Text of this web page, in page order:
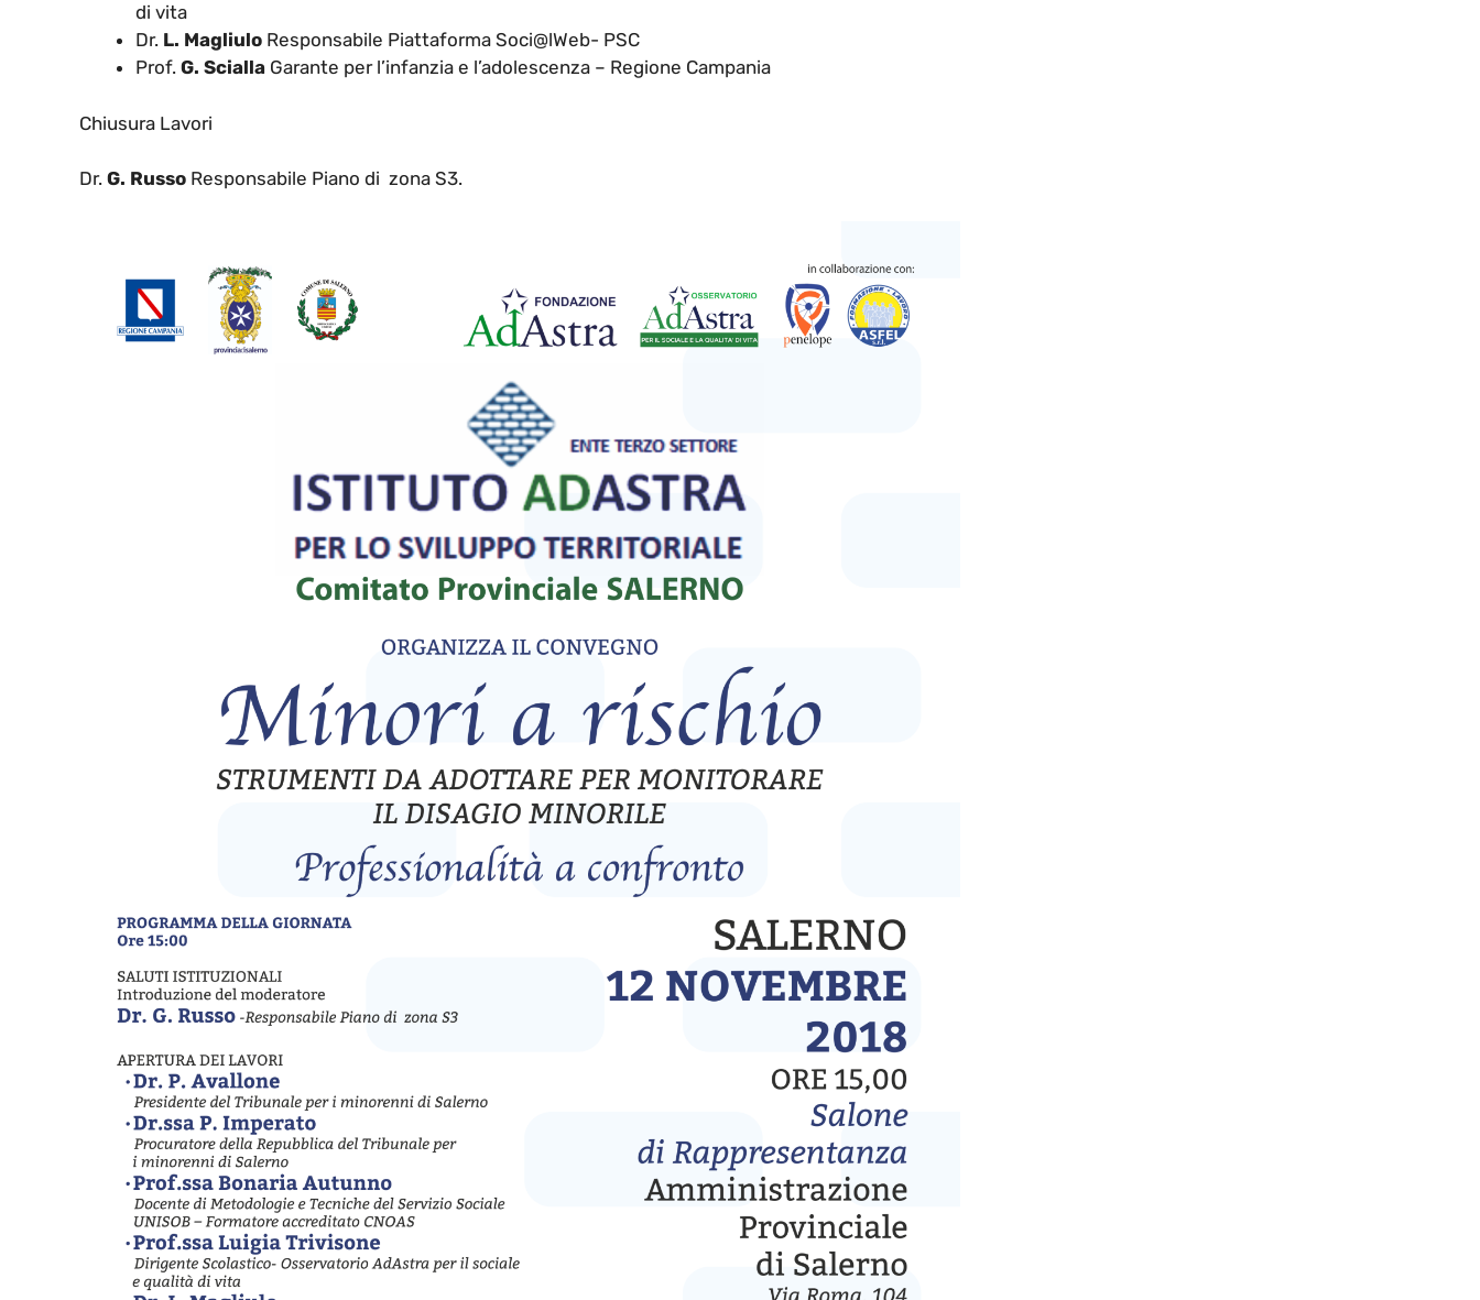
di vita
Dr. L. Magliulo Responsabile Piattaforma Soci@lWeb- PSC
Prof. G. Scialla Garante per l’infanzia e l’adolescenza – Regione Campania
Chiusura Lavori
Dr. G. Russo Responsabile Piano di zona S3.